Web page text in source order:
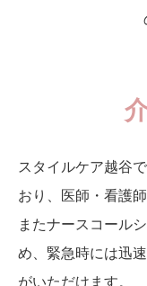
スタイルケア越谷
おり、医師・看護
またナースコール
め、緊急時には迅
がいただけます。